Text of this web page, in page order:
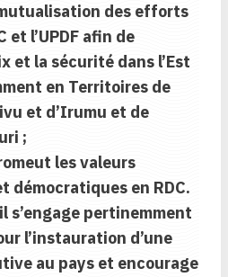
des efforts
et l’UPDF afin de
et la sécurité dans l’Est
en Territoires de
et d’Irumu et de
;
les valeurs
démocratiques en RDC.
s’engage pertinemment
l’instauration d’une
au pays et encourage